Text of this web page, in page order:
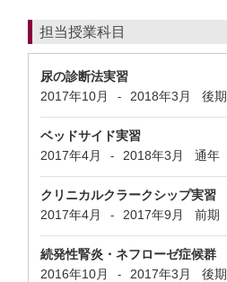
担当授業科目
尿の診断法実習
2017年10月
- 2018年3月 後期
ベッドサイド実習
2017年4月
- 2018年3月 通年
クリニカルクラークシップ実習
2017年4月
- 2017年9月 前期
続発性腎炎・ネフローゼ症候群
2016年10月
- 2017年3月 後期